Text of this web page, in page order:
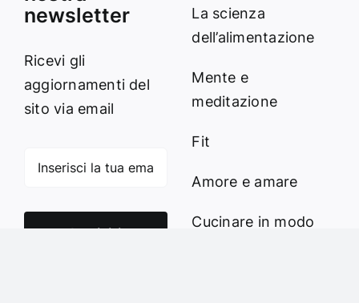
newsletter
Ricevi gli
aggiornamenti del
sito via email
Iscriviti
La scienza
dell’alimentazione
Mente e
meditazione
Fit
Amore e amare
Cucinare in modo